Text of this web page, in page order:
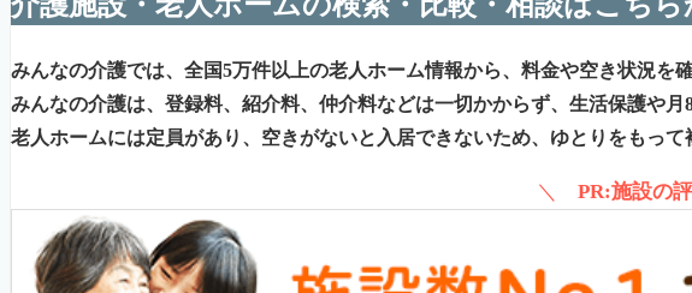
みんなの介護では、全国5万件以上の老人ホーム情報から、料金や空き状況を確
みんなの介護は、登録料、紹介料、仲介料などは一切かからず、生活保護や月
老人ホームには定員があり、空きがないと入居できないため、ゆとりをもって
＼ PR:施設の